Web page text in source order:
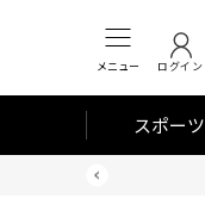
メニュー ログイン
スポー